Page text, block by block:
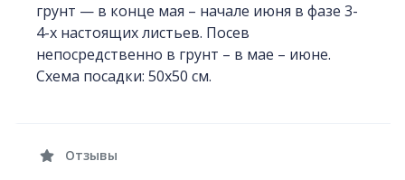
грунт — в конце мая – начале июня в фазе 3-
4-х настоящих листьев. Посев
непосредственно в грунт – в мае – июне.
Схема посадки: 50х50 см.
Отзывы